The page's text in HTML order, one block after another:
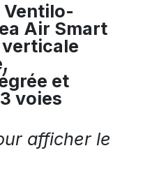
Ventilo-
Air Smart
et
voies
afficher le